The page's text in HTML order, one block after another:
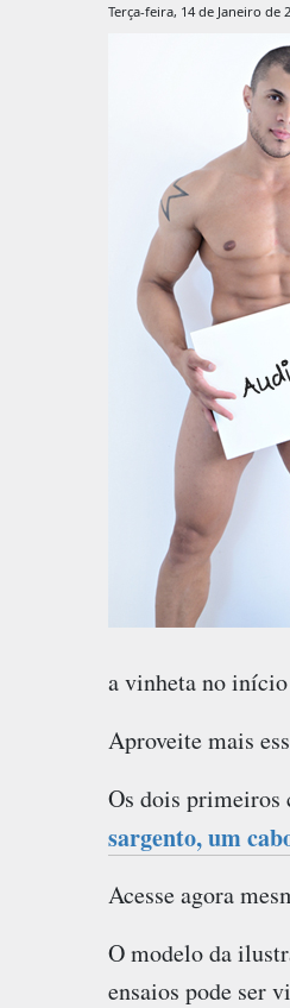
Terça-feira, 14 de Janeiro de
a vinheta no
Aproveite mais
Os dois primeiros
sargento, um
Acesse agora
O modelo da
ensaios pode ser